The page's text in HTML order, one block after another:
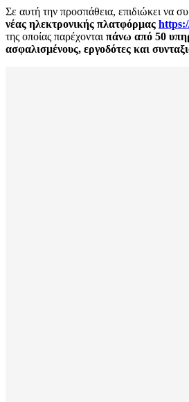
Σε αυτή την προσπάθεια, επιδιώκει να
νέας ηλεκτρονικής πλατφόρμας
της οποίας παρέχονται πάνω από 50
ασφαλισμένους, εργοδότες και